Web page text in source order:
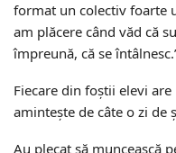
format un colectiv foarte
am plăcere când văd că
împreună, că se
Fiecare din foștii elevi
amintește de câte o zi de
Au plecat să muncească